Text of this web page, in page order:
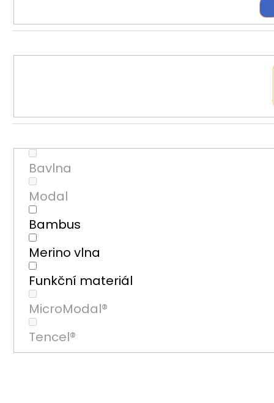
Bavlna
Modal
Bambus
Merino vlna
Funkční materiál
MicroModal®
Tencel®